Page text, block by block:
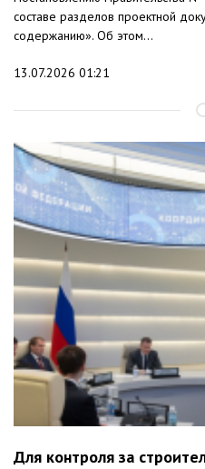
составе разделов проектной
содержанию». Об этом...
13.07.2026 01:21
Для контроля за